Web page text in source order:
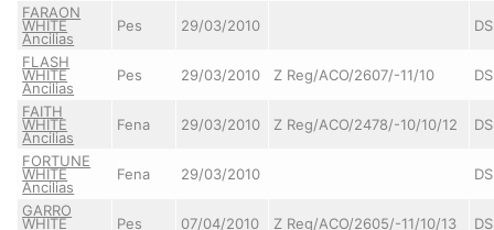
FARAON
WHITE
Ancilias
Pes 29/03/2010 DS
FLASH
WHITE
Ancilias
Pes 29/03/2010 Z Reg/ACO/2607/-11/10 DS
FAITH
WHITE
Ancilias
Fena 29/03/2010 Z Reg/ACO/2478/-10/10/12 DS
FORTUNE
WHITE
Ancilias
Fena 29/03/2010 DS
GARRO
WHITE Pes 07/04/2010 Z Reg/ACO/2605/-11/10/13 DS